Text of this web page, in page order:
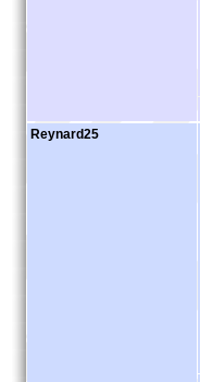
Reynard25